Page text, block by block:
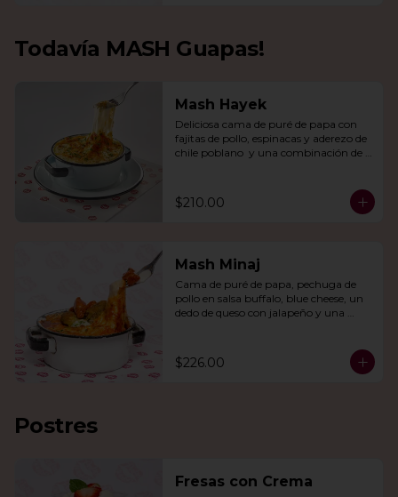
Todavía MASH Guapas!
Mash Hayek
Deliciosa cama de puré de papa con
fajitas de pollo, espinacas y aderezo de
chile poblano  y una combinación de
$210.00
Mash Minaj
Cama de puré de papa, pechuga de
pollo en salsa buffalo, blue cheese, un
dedo de queso con jalapeño y una
$226.00
Postres
Fresas con Crema